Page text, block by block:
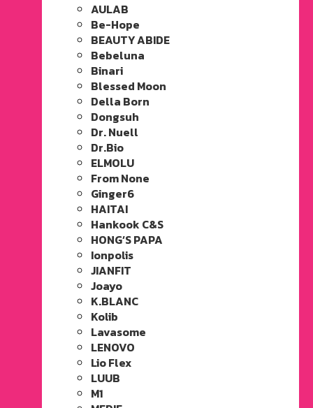
AULAB
Be-Hope
BEAUTY ABIDE
Bebeluna
Binari
Blessed Moon
Della Born
Dongsuh
Dr. Nuell
Dr.Bio
ELMOLU
From None
Ginger6
HAITAI
Hankook C&S
HONG’S PAPA
Ionpolis
JIANFIT
Joayo
K.BLANC
Kolib
Lavasome
LENOVO
Lio Flex
LUUB
M1